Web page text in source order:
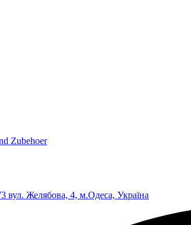
Zubehoer
вул. Желябова, 4, м.Одеса, Україна